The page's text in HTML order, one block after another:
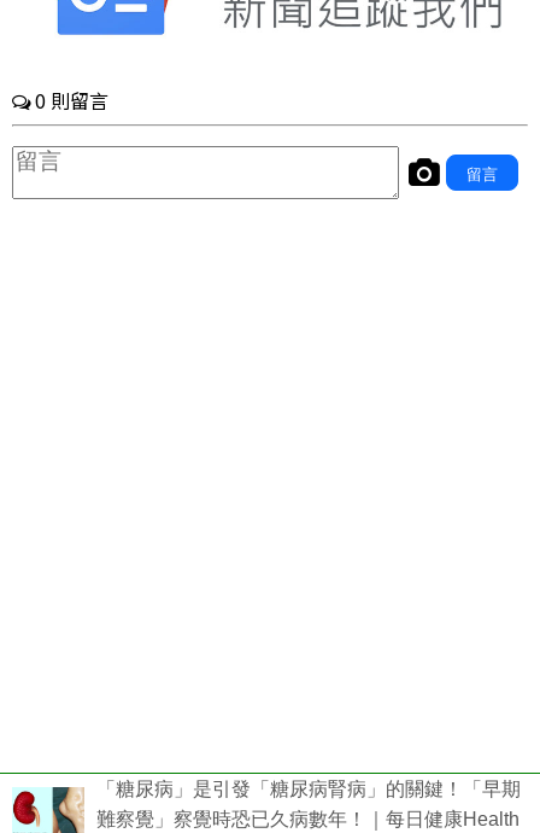
「糖尿病」是引發「糖尿病腎病」的關鍵！「早期
難察覺」察覺時恐已久病數年！｜每日健康Health